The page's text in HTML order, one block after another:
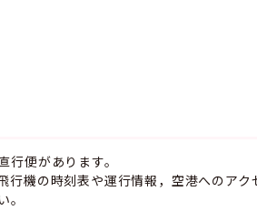
便があります。
機の時刻表や運行情報，空港へのア